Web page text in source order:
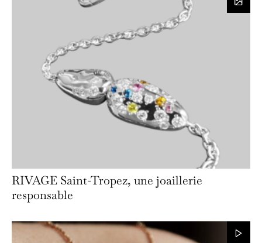
RIVAGE Saint-Tropez, une joaillerie
responsable